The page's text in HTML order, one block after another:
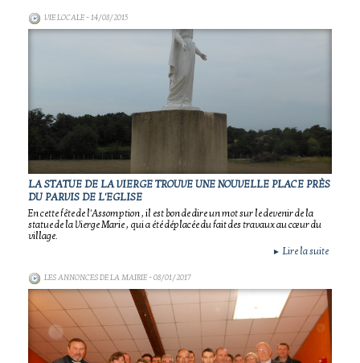
VIE LOCALE- 14/08/2015
LA STATUE DE LA VIERGE TROUVE UNE NOUVELLE PLACE PRÈS
DU PARVIS DE L'EGLISE
En cette fête de l'Assomption , il est bon de dire un mot sur le devenir de la
statue de la Vierge Marie , qui a été déplacée du fait des travaux au cœur du
village.
► Lire la suite
LES ANNONCES DE LA MAIRIE- 08/01/2017